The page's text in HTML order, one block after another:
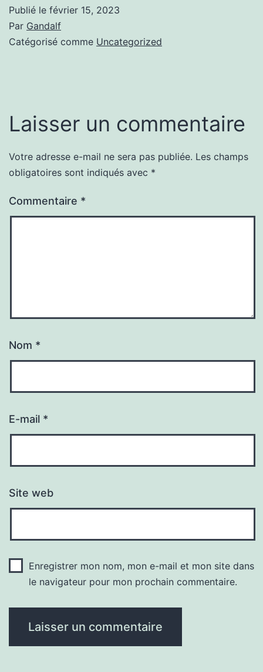
Publié le février 15, 2023
Par Gandalf
Catégorisé comme Uncategorized
Laisser un commentaire
Votre adresse e-mail ne sera pas publiée. Les champs
obligatoires sont indiqués avec *
Commentaire *
Nom *
E-mail *
Site web
Enregistrer mon nom, mon e-mail et mon site dans
le navigateur pour mon prochain commentaire.